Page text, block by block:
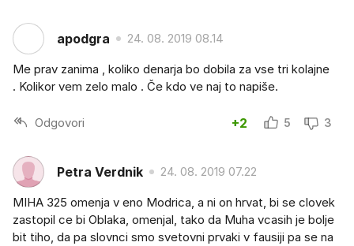
apodgra 24. 08. 2019 08.14
Me prav zanima , koliko denarja bo dobila za vse tri kolajne
. Kolikor vem zelo malo . Če kdo ve naj to napiše.
Odgovori +2 5 3
Petra Verdnik 24. 08. 2019 07.22
MIHA 325 omenja v eno Modrica, a ni on hrvat, bi se clovek
zastopil ce bi Oblaka, omenjal, tako da Muha vcasih je bolje
bit tiho, da pa slovnci smo svetovni prvaki v fausiji pa se na